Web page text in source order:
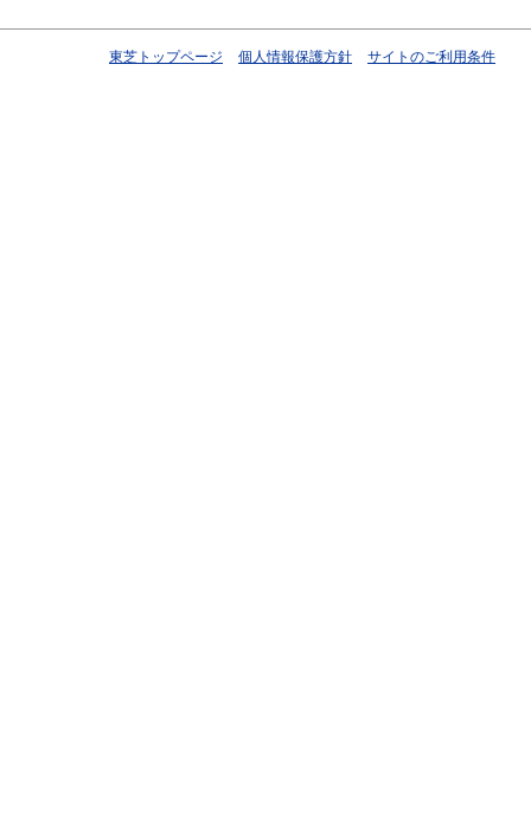
東芝トップページ 個人情報保護方針 サイトのご利用条件